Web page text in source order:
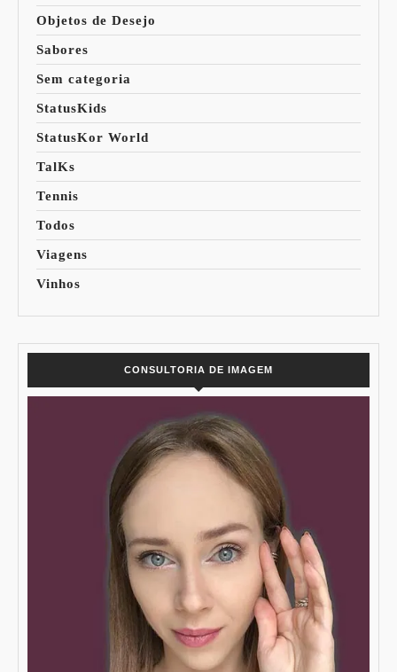
Objetos de Desejo
Sabores
Sem categoria
StatusKids
StatusKor World
TalKs
Tennis
Todos
Viagens
Vinhos
CONSULTORIA DE IMAGEM